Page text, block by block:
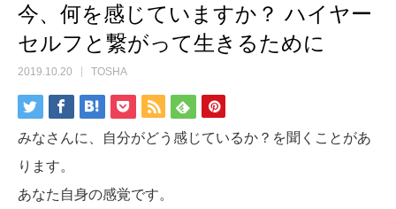
今、何を感じていますか？ ハイヤー
セルフと繋がって生きるために
2019.10.20 TOSHA
みなさんに、自分がどう感じているか？を聞くことがあ
ります。
あなた自身の感覚です。